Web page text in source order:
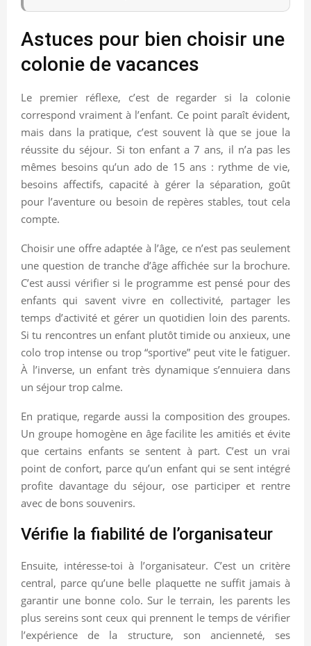
Astuces pour bien choisir une
colonie de vacances
Le premier réflexe, c’est de regarder si la colonie
correspond vraiment à l’enfant. Ce point paraît évident,
mais dans la pratique, c’est souvent là que se joue la
réussite du séjour. Si ton enfant a 7 ans, il n’a pas les
mêmes besoins qu’un ado de 15 ans : rythme de vie,
besoins affectifs, capacité à gérer la séparation, goût
pour l’aventure ou besoin de repères stables, tout cela
compte.
Choisir une offre adaptée à l’âge, ce n’est pas seulement
une question de tranche d’âge affichée sur la brochure.
C’est aussi vérifier si le programme est pensé pour des
enfants qui savent vivre en collectivité, partager les
temps d’activité et gérer un quotidien loin des parents.
Si tu rencontres un enfant plutôt timide ou anxieux, une
colo trop intense ou trop “sportive” peut vite le fatiguer.
À l’inverse, un enfant très dynamique s’ennuiera dans
un séjour trop calme.
En pratique, regarde aussi la composition des groupes.
Un groupe homogène en âge facilite les amitiés et évite
que certains enfants se sentent à part. C’est un vrai
point de confort, parce qu’un enfant qui se sent intégré
profite davantage du séjour, ose participer et rentre
avec de bons souvenirs.
Vérifie la fiabilité de l’organisateur
Ensuite, intéresse-toi à l’organisateur. C’est un critère
central, parce qu’une belle plaquette ne suffit jamais à
garantir une bonne colo. Sur le terrain, les parents les
plus sereins sont ceux qui prennent le temps de vérifier
l’expérience de la structure, son ancienneté, ses